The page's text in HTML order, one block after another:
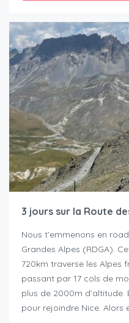
3 jours sur la Route
Nous t’emmenons en
Grandes Alpes (RDGA).
720km traverse les Alpes
passant par 17 cols de
plus de 2000m d’altitude.
pour rejoindre Nice. Alors